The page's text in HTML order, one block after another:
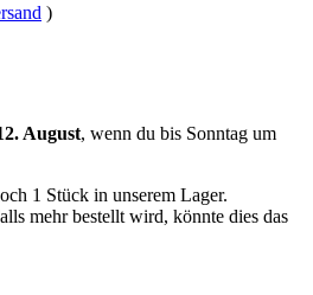
)
August, wenn du bis Sonntag um
1 Stück in unserem Lager.
mehr bestellt wird, könnte dies das